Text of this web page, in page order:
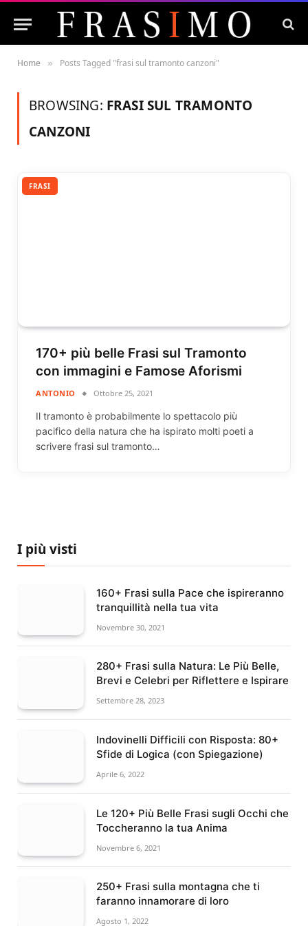
Home » Posts Tagged "frasi sul tramonto canzoni"
BROWSING: FRASI SUL TRAMONTO
CANZONI
FRASI
170+ più belle Frasi sul Tramonto
con immagini e Famose Aforismi
ANTONIO Ottobre 25, 2021
Il tramonto è probabilmente lo spettacolo più
pacifico della natura che ha ispirato molti poeti a
scrivere frasi sul tramonto…
I più visti
160+ Frasi sulla Pace che ispireranno
tranquillità nella tua vita
Novembre 30, 2021
280+ Frasi sulla Natura: Le Più Belle,
Brevi e Celebri per Riflettere e Ispirare
Settembre 28, 2023
Indovinelli Difficili con Risposta: 80+
Sfide di Logica (con Spiegazione)
Aprile 6, 2022
Le 120+ Più Belle Frasi sugli Occhi che
Toccheranno la tua Anima
Novembre 6, 2021
250+ Frasi sulla montagna che ti
faranno innamorare di loro
Agosto 1, 2022